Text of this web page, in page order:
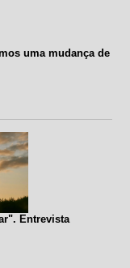
uma mudança de
Entrevista